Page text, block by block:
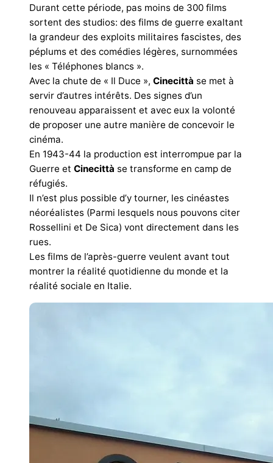
Durant cette période, pas moins de 300 films
sortent des studios: des films de guerre exaltant
la grandeur des exploits militaires fascistes, des
péplums et des comédies légères, surnommées
les « Téléphones blancs ».
Avec la chute de « Il Duce », Cinecittà se met à
servir d’autres intérêts. Des signes d’un
renouveau apparaissent et avec eux la volonté
de proposer une autre manière de concevoir le
cinéma.
En 1943-44 la production est interrompue par la
Guerre et Cinecittà se transforme en camp de
réfugiés.
Il n’est plus possible d’y tourner, les cinéastes
néoréalistes (Parmi lesquels nous pouvons citer
Rossellini et De Sica) vont directement dans les
rues.
Les films de l’après-guerre veulent avant tout
montrer la réalité quotidienne du monde et la
réalité sociale en Italie.